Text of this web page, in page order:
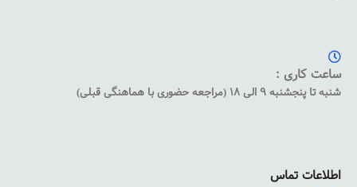
ساعت کاری :
شنبه تا پنجشنبه 9 الی 18 (مراجعه حضوری با هماهنگی قبلی)
اطلاعات تماس